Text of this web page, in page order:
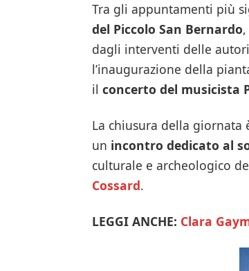
Tra gli appuntamenti più
del Piccolo San Bernardo
dagli interventi delle
l’inaugurazione della
il concerto del musicista
La chiusura della giornata
un incontro dedicato al
culturale e archeologico
Cossard.
LEGGI ANCHE: Clara